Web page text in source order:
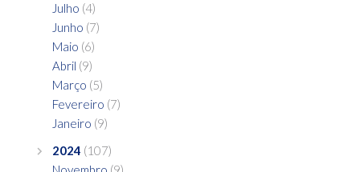
Julho (4)
Junho (7)
Maio (6)
Abril (9)
Março (5)
Fevereiro (7)
Janeiro (9)
2024 (107)